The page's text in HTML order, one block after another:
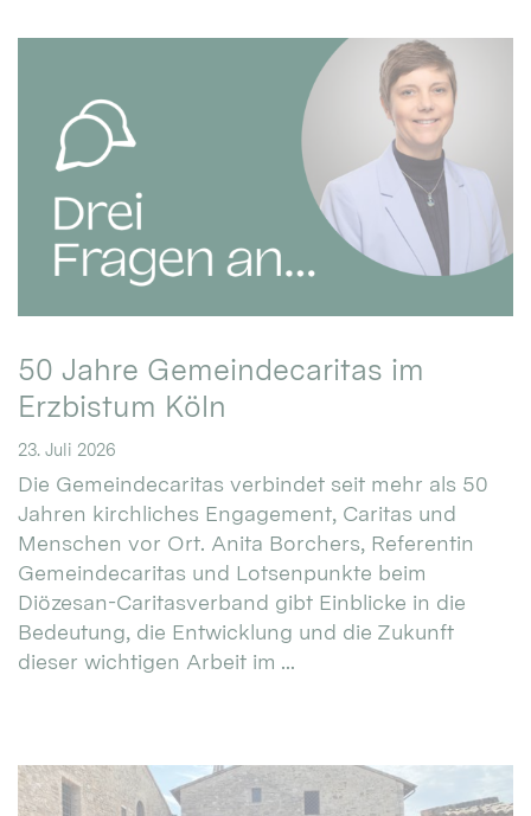
50 Jahre Gemeindecaritas im
Erzbistum Köln
23. Juli 2026
Die Gemeindecaritas verbindet seit mehr als 50
Jahren kirchliches Engagement, Caritas und
Menschen vor Ort. Anita Borchers, Referentin
Gemeindecaritas und Lotsenpunkte beim
Diözesan-Caritasverband gibt Einblicke in die
Bedeutung, die Entwicklung und die Zukunft
dieser wichtigen Arbeit im ...